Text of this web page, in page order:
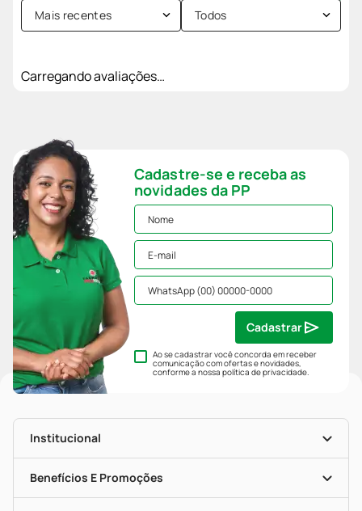
Mais recentes Todos
Carregando avaliações…
Cadastre-se e receba as
novidades da PP
Ao se cadastrar você concorda em receber
comunicação com ofertas e novidades,
conforme a nossapolítica de privacidade.
Cadastrar
Institucional
História
Nossas Lojas
Mapa De Categorias
Benefícios E Promoções
Clube PP